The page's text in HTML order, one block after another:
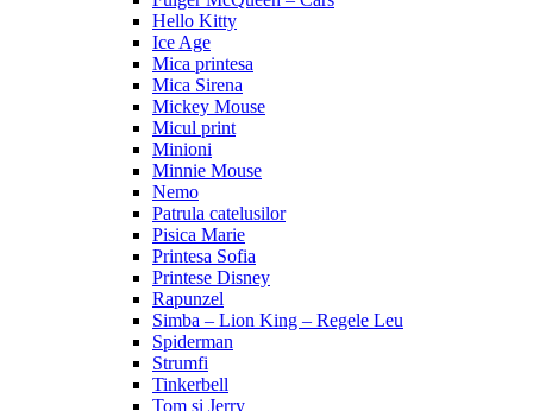
Hello Kitty
Ice Age
Mica printesa
Mica Sirena
Mickey Mouse
Micul print
Minioni
Minnie Mouse
Nemo
Patrula catelusilor
Pisica Marie
Printesa Sofia
Printese Disney
Rapunzel
Simba – Lion King – Regele Leu
Spiderman
Strumfi
Tinkerbell
Tom si Jerry